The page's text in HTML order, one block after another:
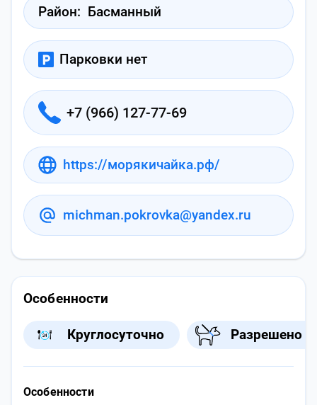
Район: Басманный
Парковки нет
+7 (966) 127-77-69
https://морякичайка.рф/
michman.pokrovka@yandex.ru
Особенности
Круглосуточно Разрешено
Особенности